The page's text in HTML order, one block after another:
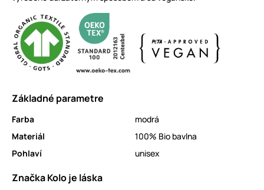
Základné parametre
Farba
modrá
Materiál
100% Bio bavlna
Pohlaví
unisex
Značka Kolo je láska